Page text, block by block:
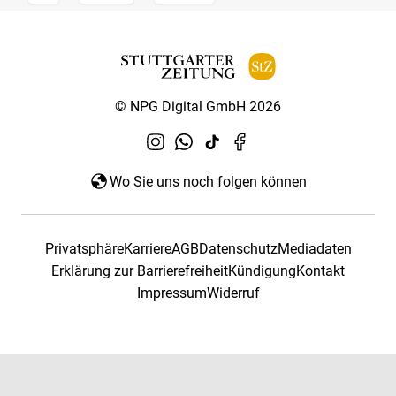
© NPG Digital GmbH 2026
Wo Sie uns noch folgen können
PrivatsphäreKarriereAGBDatenschutzMediadaten
Erklärung zur BarrierefreiheitKündigungKontakt
ImpressumWiderruf